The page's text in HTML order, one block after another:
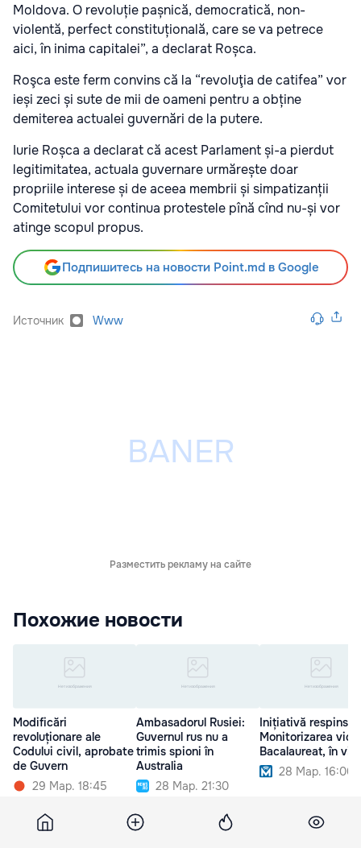
Moldova. O revoluție pașnică, democratică, non-
violentă, perfect constituțională, care se va petrece
aici, în inima capitalei”, a declarat Roșca.
Roşca este ferm convins că la “revoluţia de catifea” vor
ieși zeci și sute de mii de oameni pentru a obține
demiterea actualei guvernări de la putere.
Iurie Roșca a declarat că acest Parlament și-a pierdut
legitimitatea, actuala guvernare urmărește doar
propriile interese și de aceea membrii și simpatizanții
Comitetului vor continua protestele pînă cînd nu-și vor
atinge scopul propus.
Подпишитесь на новости Point.md в Google
Источник Www
Разместить рекламу на сайте
Похожие новости
Modificări
revoluționare ale
Codului civil, aprobate
de Guvern
29 Мар. 18:45
Ambasadorul Rusiei:
Guvernul rus nu a
trimis spioni în
Australia
28 Мар. 21:30
Inițiativă respinsă:
Monitorizarea
Bacalaureat, în
28 Мар. 16:00